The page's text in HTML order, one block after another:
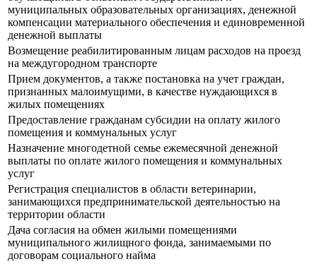
муниципальных образовательных организациях, денежной
компенсации материального обеспечения и единовременной
денежной выплаты
Возмещение реабилитированным лицам расходов на проезд
на междугородном транспорте
Прием документов, а также постановка на учет граждан,
признанных малоимущими, в качестве нуждающихся в
жилых помещениях
Предоставление гражданам субсидии на оплату жилого
помещения и коммунальных услуг
Назначение многодетной семье ежемесячной денежной
выплаты по оплате жилого помещения и коммунальных
услуг
Регистрация специалистов в области ветеринарии,
занимающихся предпринимательской деятельностью на
территории области
Дача согласия на обмен жилыми помещениями
муниципального жилищного фонда, занимаемыми по
договорам социального найма